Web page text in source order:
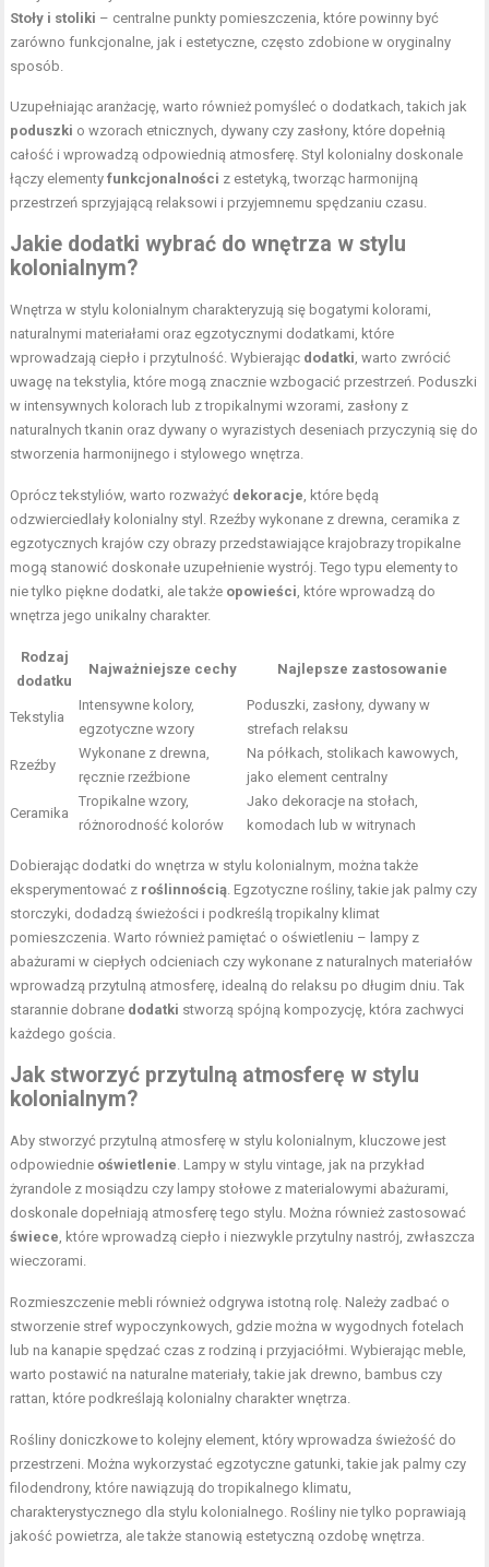
Stoły i stoliki – centralne punkty pomieszczenia, które powinny być
zarówno funkcjonalne, jak i estetyczne, często zdobione w oryginalny
sposób.
Uzupełniając aranżację, warto również pomyśleć o dodatkach, takich jak
poduszki o wzorach etnicznych, dywany czy zasłony, które dopełnią
całość i wprowadzą odpowiednią atmosferę. Styl kolonialny doskonale
łączy elementyfunkcjonalności z estetyką, tworząc harmonijną
przestrzeń sprzyjającą relaksowi i przyjemnemu spędzaniu czasu.
Jakie dodatki wybrać do wnętrza w stylu
kolonialnym?
Wnętrza w stylu kolonialnym charakteryzują się bogatymi kolorami,
naturalnymi materiałami oraz egzotycznymi dodatkami, które
wprowadzają ciepło i przytulność. Wybierając dodatki , warto zwrócić
uwagę na tekstylia, które mogą znacznie wzbogacić przestrzeń. Poduszki
w intensywnych kolorach lub z tropikalnymi wzorami, zasłony z
naturalnych tkanin oraz dywany o wyrazistych deseniach przyczynią się do
stworzenia harmonijnego i stylowego wnętrza.
Oprócz tekstyliów, warto rozważyć dekoracje , które będą
odzwierciedlały kolonialny styl. Rzeźby wykonane z drewna, ceramika z
egzotycznych krajów czy obrazy przedstawiające krajobrazy tropikalne
mogą stanowić doskonałe uzupełnienie wystrój. Tego typu elementy to
nie tylko piękne dodatki, ale także opowieści , które wprowadzą do
wnętrza jego unikalny charakter.
Rodzaj
dodatku
Najważniejsze cechy Najlepsze zastosowanie
Tekstylia
Intensywne kolory,
egzotyczne wzory
Poduszki, zasłony, dywany w
strefach relaksu
Rzeźby
Wykonane z drewna,
ręcznie rzeźbione
Na półkach, stolikach kawowych,
jako element centralny
Ceramika
Tropikalne wzory,
różnorodność kolorów
Jako dekoracje na stołach,
komodach lub w witrynach
Dobierając dodatki do wnętrza w stylu kolonialnym, można także
eksperymentować z roślinnością . Egzotyczne rośliny, takie jak palmy czy
storczyki, dodadzą świeżości i podkreślą tropikalny klimat
pomieszczenia. Warto również pamiętać o oświetleniu – lampy z
abażurami w ciepłych odcieniach czy wykonane z naturalnych materiałów
wprowadzą przytulną atmosferę, idealną do relaksu po długim dniu. Tak
starannie dobrane dodatki stworzą spójną kompozycję, która zachwyci
każdego gościa.
Jak stworzyć przytulną atmosferę w stylu
kolonialnym?
Aby stworzyć przytulną atmosferę w stylu kolonialnym, kluczowe jest
odpowiednie oświetlenie . Lampy w stylu vintage, jak na przykład
żyrandole z mosiądzu czy lampy stołowe z materialowymi abażurami,
doskonale dopełniają atmosferę tego stylu. Można również zastosować
świece , które wprowadzą ciepło i niezwykle przytulny nastrój, zwłaszcza
wieczorami.
Rozmieszczenie mebli również odgrywa istotną rolę. Należy zadbać o
stworzenie stref wypoczynkowych, gdzie można w wygodnych fotelach
lub na kanapie spędzać czas z rodziną i przyjaciółmi. Wybierając meble,
warto postawić na naturalne materiały, takie jak drewno, bambus czy
rattan, które podkreślają kolonialny charakter wnętrza.
Rośliny doniczkowe to kolejny element, który wprowadza świeżość do
przestrzeni. Można wykorzystać egzotyczne gatunki, takie jak palmy czy
filodendrony, które nawiązują do tropikalnego klimatu,
charakterystycznego dla stylu kolonialnego. Rośliny nie tylko poprawiają
jakość powietrza, ale także stanowią estetyczną ozdobę wnętrza.